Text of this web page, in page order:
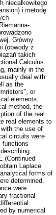
niecałkowitego
i metodę
Główny
(obwody z
takich
Calculus
mainly in the
deal with
as the
or
elements.
method, the
of the real
real elements to
the use of
circuits were
functions
(Continued
Laplace
forms of
determined.
were
fractional
by numerical